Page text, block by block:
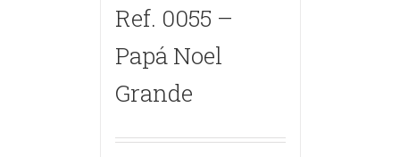
Ref. 0055 –
Papá Noel
Grande